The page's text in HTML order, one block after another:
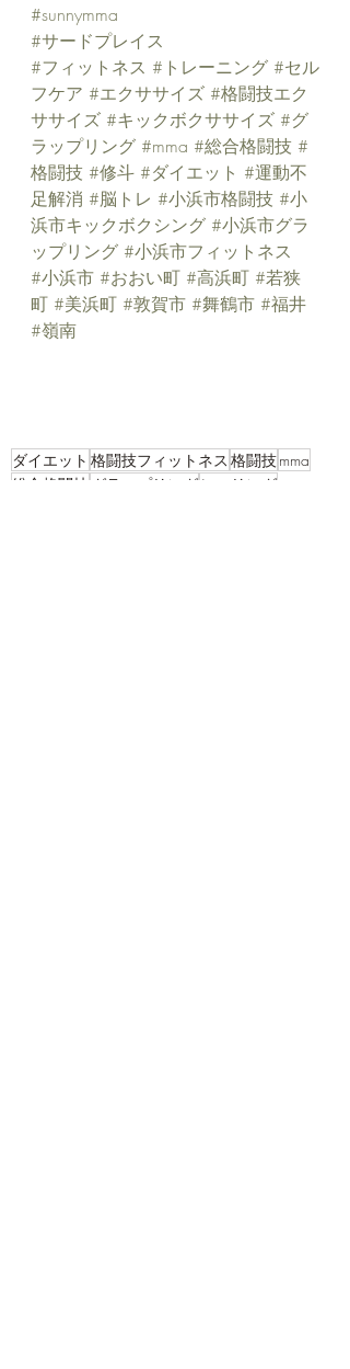
#sunnymma
#サードプレイス
#フィットネス #トレーニング #セル
フケア #エクササイズ #格闘技エク
ササイズ #キックボクササイズ #グ
ラップリング #mma #総合格闘技 #
格闘技 #修斗 #ダイエット #運動不
足解消 #脳トレ #小浜市格闘技 #小
浜市キックボクシング #小浜市グラ
ップリング #小浜市フィットネス
#小浜市 #おおい町 #高浜町 #若狭
町 #美浜町 #敦賀市 #舞鶴市 #福井
#嶺南
ダイエット 格闘技フィットネス 格闘技mma
総合格闘技
グラップリング レスリング